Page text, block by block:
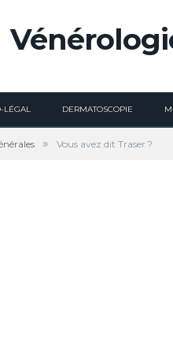
LÉGAL DERMATOSCOPIE
» Vous avez dit Traser ?